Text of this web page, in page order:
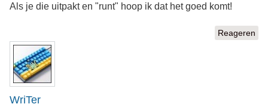
Als je die uitpakt en "runt" hoop ik dat het goed komt!
Reageren
WriTer